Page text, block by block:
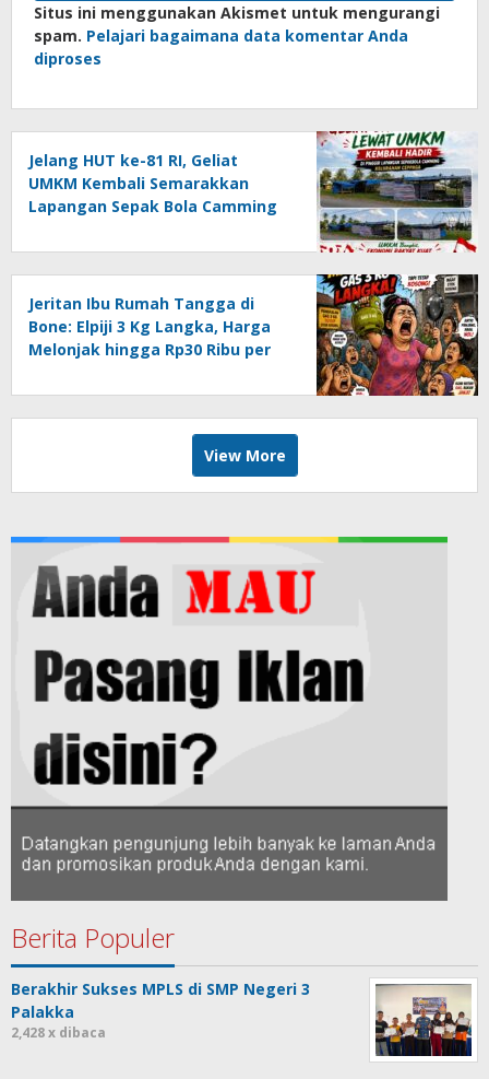
Situs ini menggunakan Akismet untuk mengurangi
spam. Pelajari bagaimana data komentar Anda
diproses
Jelang HUT ke-81 RI, Geliat
UMKM Kembali Semarakkan
Lapangan Sepak Bola Camming
Jeritan Ibu Rumah Tangga di
Bone: Elpiji 3 Kg Langka, Harga
Melonjak hingga Rp30 Ribu per
View More
Berita Populer
Berakhir Sukses MPLS di SMP Negeri 3
Palakka
2,428 x dibaca